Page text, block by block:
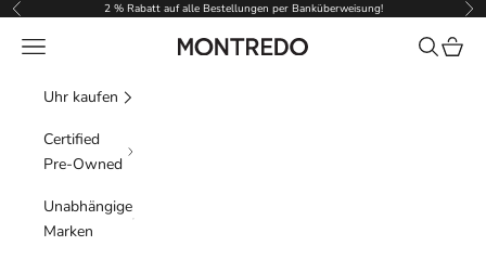
Zum Inhalt springen
Zurück 2 % Rabatt auf alle Bestellungen per Banküberweisung! Vor
Montredo
Menü Suchen
Uhr kaufen
Certified
Pre-Owned
Unabhängige
Marken